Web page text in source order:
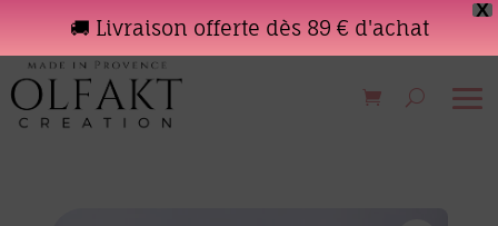
X
🚚 Livraison offerte dès 89 € d'achat